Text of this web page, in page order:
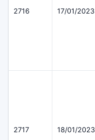
2716 17/01/2023
2717 18/01/2023